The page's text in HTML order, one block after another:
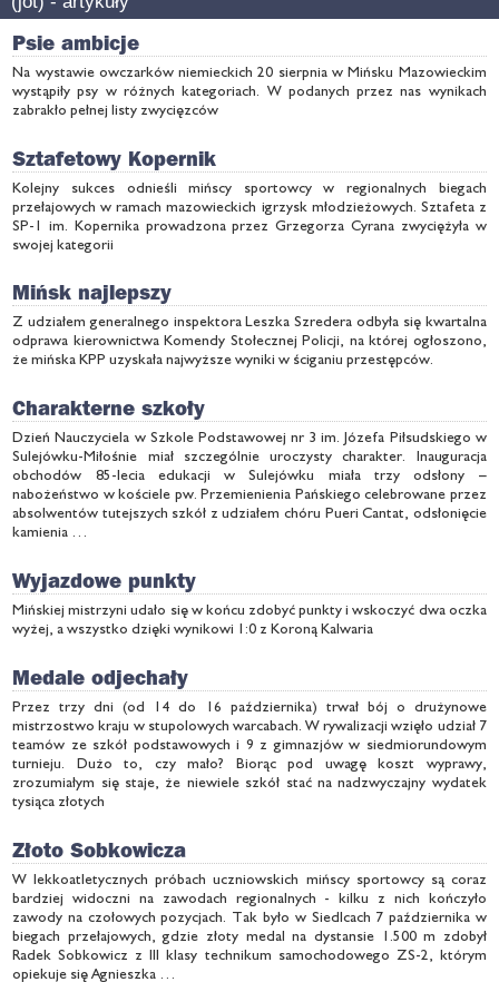
Psie ambicje
Na wystawie owczarków niemieckich 20 sierpnia w Mińsku Mazowieckim
wystąpiły psy w różnych kategoriach. W podanych przez nas wynikach
zabrakło pełnej listy zwycięzców
Sztafetowy Kopernik
Kolejny sukces odnieśli mińscy sportowcy w regionalnych biegach
przełajowych w ramach mazowieckich igrzysk młodzieżowych. Sztafeta z
SP-1 im. Kopernika prowadzona przez Grzegorza Cyrana zwyciężyła w
swojej kategorii
Mińsk najlepszy
Z udziałem generalnego inspektora Leszka Szredera odbyła się kwartalna
odprawa kierownictwa Komendy Stołecznej Policji, na której ogłoszono,
że mińska KPP uzyskała najwyższe wyniki w ściganiu przestępców.
Charakterne szkoły
Dzień Nauczyciela w Szkole Podstawowej nr 3 im. Józefa Piłsudskiego w
Sulejówku-Miłośnie miał szczególnie uroczysty charakter. Inauguracja
obchodów 85-lecia edukacji w Sulejówku miała trzy odsłony –
nabożeństwo w kościele pw. Przemienienia Pańskiego celebrowane przez
absolwentów tutejszych szkół z udziałem chóru Pueri Cantat, odsłonięcie
kamienia …
Wyjazdowe punkty
Mińskiej mistrzyni udało się w końcu zdobyć punkty i wskoczyć dwa oczka
wyżej, a wszystko dzięki wynikowi 1:0 z Koroną Kalwaria
Medale odjechały
Przez trzy dni (od 14 do 16 października) trwał bój o drużynowe
mistrzostwo kraju w stupolowych warcabach. W rywalizacji wzięło udział 7
teamów ze szkół podstawowych i 9 z gimnazjów w siedmiorundowym
turnieju. Dużo to, czy mało? Biorąc pod uwagę koszt wyprawy,
zrozumiałym się staje, że niewiele szkół stać na nadzwyczajny wydatek
tysiąca złotych
Złoto Sobkowicza
W lekkoatletycznych próbach uczniowskich mińscy sportowcy są coraz
bardziej widoczni na zawodach regionalnych - kilku z nich kończyło
zawody na czołowych pozycjach. Tak było w Siedlcach 7 października w
biegach przełajowych, gdzie złoty medal na dystansie 1.500 m zdobył
Radek Sobkowicz z III klasy technikum samochodowego ZS-2, którym
opiekuje się Agnieszka …